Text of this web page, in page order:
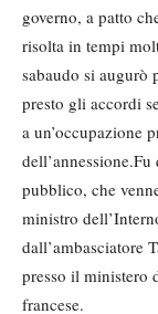
governo, a patto
risolta in tempi
sabaudo si augurò
presto gli accordi
a un’occupazione
pubblico, che
ministro
dall’ambasciatore
presso il ministero
francese.